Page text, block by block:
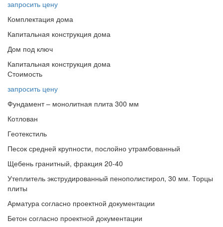
запросить цену
Комплектация дома
Капитальная конструкция дома
Дом под ключ
Капитальная конструкция дома
Стоимость
запросить цену
Фундамент – монолитная плита 300 мм
Котлован
Геотекстиль
Песок средней крупности, послойно утрамбованный
Щебень гранитный, фракция 20-40
Утеплитель экструдированный пенополистирол, 30 мм. Торцы
плиты
Арматура согласно проектной документации
Бетон согласно проектной документации